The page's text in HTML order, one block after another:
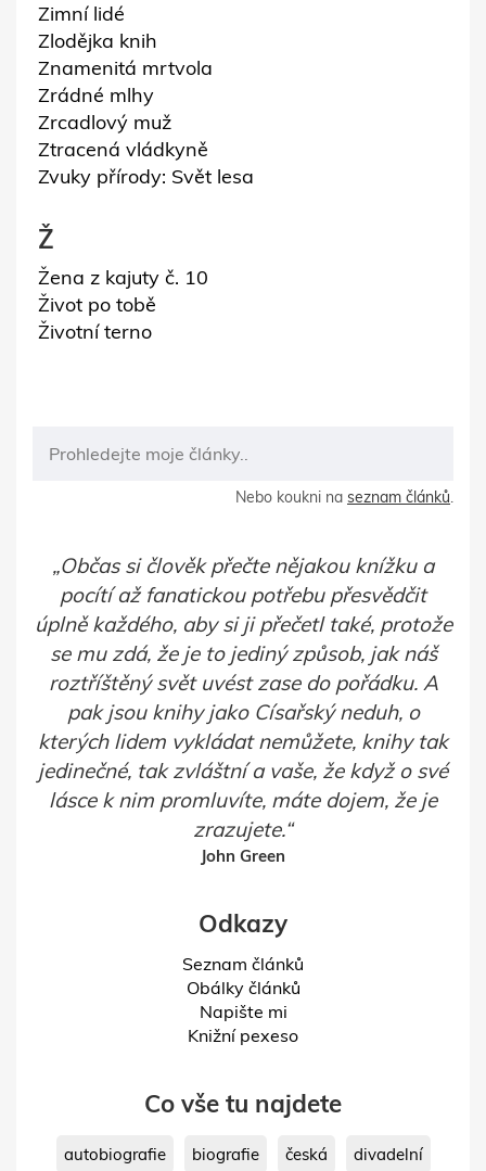
Zimní lidé
Zlodějka knih
Znamenitá mrtvola
Zrádné mlhy
Zrcadlový muž
Ztracená vládkyně
Zvuky přírody: Svět lesa
Ž
Žena z kajuty č. 10
Život po tobě
Životní terno
Nebo koukni na seznam článků.
Občas si člověk přečte nějakou knížku a
pocítí až fanatickou potřebu přesvědčit
úplně každého, aby si ji přečetl také, protože
se mu zdá, že je to jediný způsob, jak náš
roztříštěný svět uvést zase do pořádku. A
pak jsou knihy jako Císařský neduh, o
kterých lidem vykládat nemůžete, knihy tak
jedinečné, tak zvláštní a vaše, že když o své
lásce k nim promluvíte, máte dojem, že je
zrazujete.
John Green
Odkazy
Seznam článků
Obálky článků
Napište mi
Knižní pexeso
Co vše tu najdete
autobiografie biografie česká divadelní